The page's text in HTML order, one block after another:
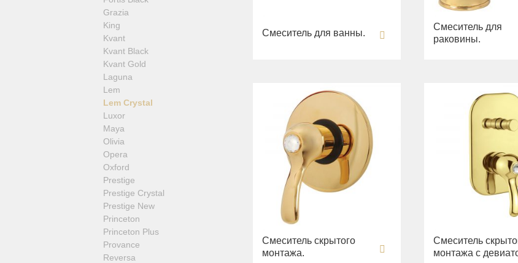
Grazia
King
Kvant
Kvant Black
Kvant Gold
Laguna
Lem
Lem Crystal
Luxor
Maya
Olivia
Opera
Oxford
Prestige
Prestige Crystal
Prestige New
Princeton
Princeton Plus
Provance
Reversa
Смеситель для ванны.
Смеситель для
раковины.
Смеситель скрытого
монтажа.
Смеситель
монтажа с